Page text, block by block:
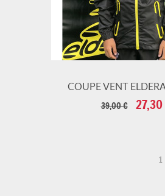
COUPE VENT
Prix
39,00 € Prix
1